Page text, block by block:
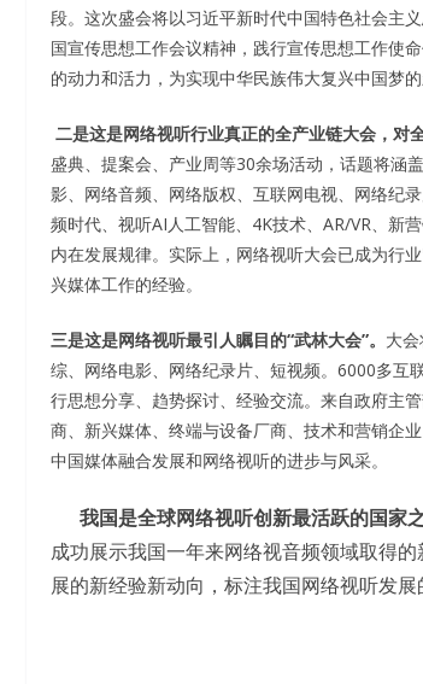
段。这次盛会将以习近平新时代中国特色社会主
国宣传思想工作会议精神，践行宣传思想工作使
的动力和活力，为实现中华民族伟大复兴中国梦
二是这是网络视听行业真正的全产业链大会，对
盛典、提案会、产业周等30余场活动，话题将涵
影、网络音频、网络版权、互联网电视、网络纪
频时代、视听AI人工智能、4K技术、AR/VR、新
内在发展规律。实际上，网络视听大会已成为行
兴媒体工作的经验。
三是这是网络视听最引人瞩目的“武林大会”。 大
综、网络电影、网络纪录片、短视频。6000多互
行思想分享、趋势探讨、经验交流。来自政府主
商、新兴媒体、终端与设备厂商、技术和营销企
中国媒体融合发展和网络视听的进步与风采。
我国是全球网络视听创新最活跃的国家
成功展示我国一年来网络视音频领域取得
展的新经验新动向，标注我国网络视听发